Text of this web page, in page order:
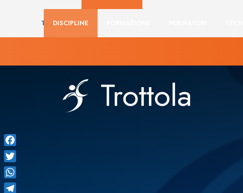
DISCIPLINE
TRASPARENZA
Trottola
Facebook
Twitter
WhatsApp